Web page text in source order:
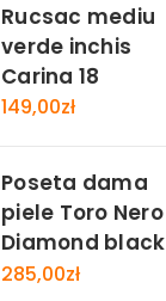
Rucsac mediu
verde inchis
Carina 18
149,00zł
Poseta dama
piele Toro Nero
Diamond black
285,00zł